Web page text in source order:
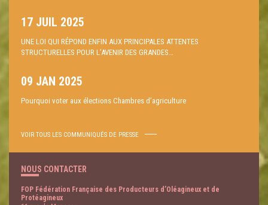
17 JUIL 2025
UNE LOI QUI RÉPOND ENFIN AUX PRINCIPALES ATTENTES
STRUCTURELLES POUR L’AVENIR DES GRANDES…
09 JAN 2025
Pourquoi voter aux élections Chambres d’agriculture
VOIR TOUS LES COMMUNIQUÉS DE PRESSE
NOUS CONTACTER
FOP Fédération Française des Producteurs d’Oléagineux et de
Protéagineux